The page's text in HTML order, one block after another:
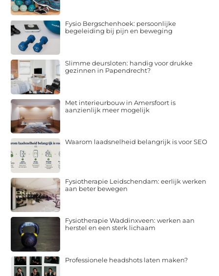
Fysio Bergschenhoek: persoonlijke
begeleiding bij pijn en beweging
Slimme deursloten: handig voor drukke
gezinnen in Papendrecht?
Met interieurbouw in Amersfoort is
aanzienlijk meer mogelijk
Waarom laadsnelheid belangrijk is voor SEO
Fysiotherapie Leidschendam: eerlijk werken
aan beter bewegen
Fysiotherapie Waddinxveen: werken aan
herstel en een sterk lichaam
Professionele headshots laten maken?